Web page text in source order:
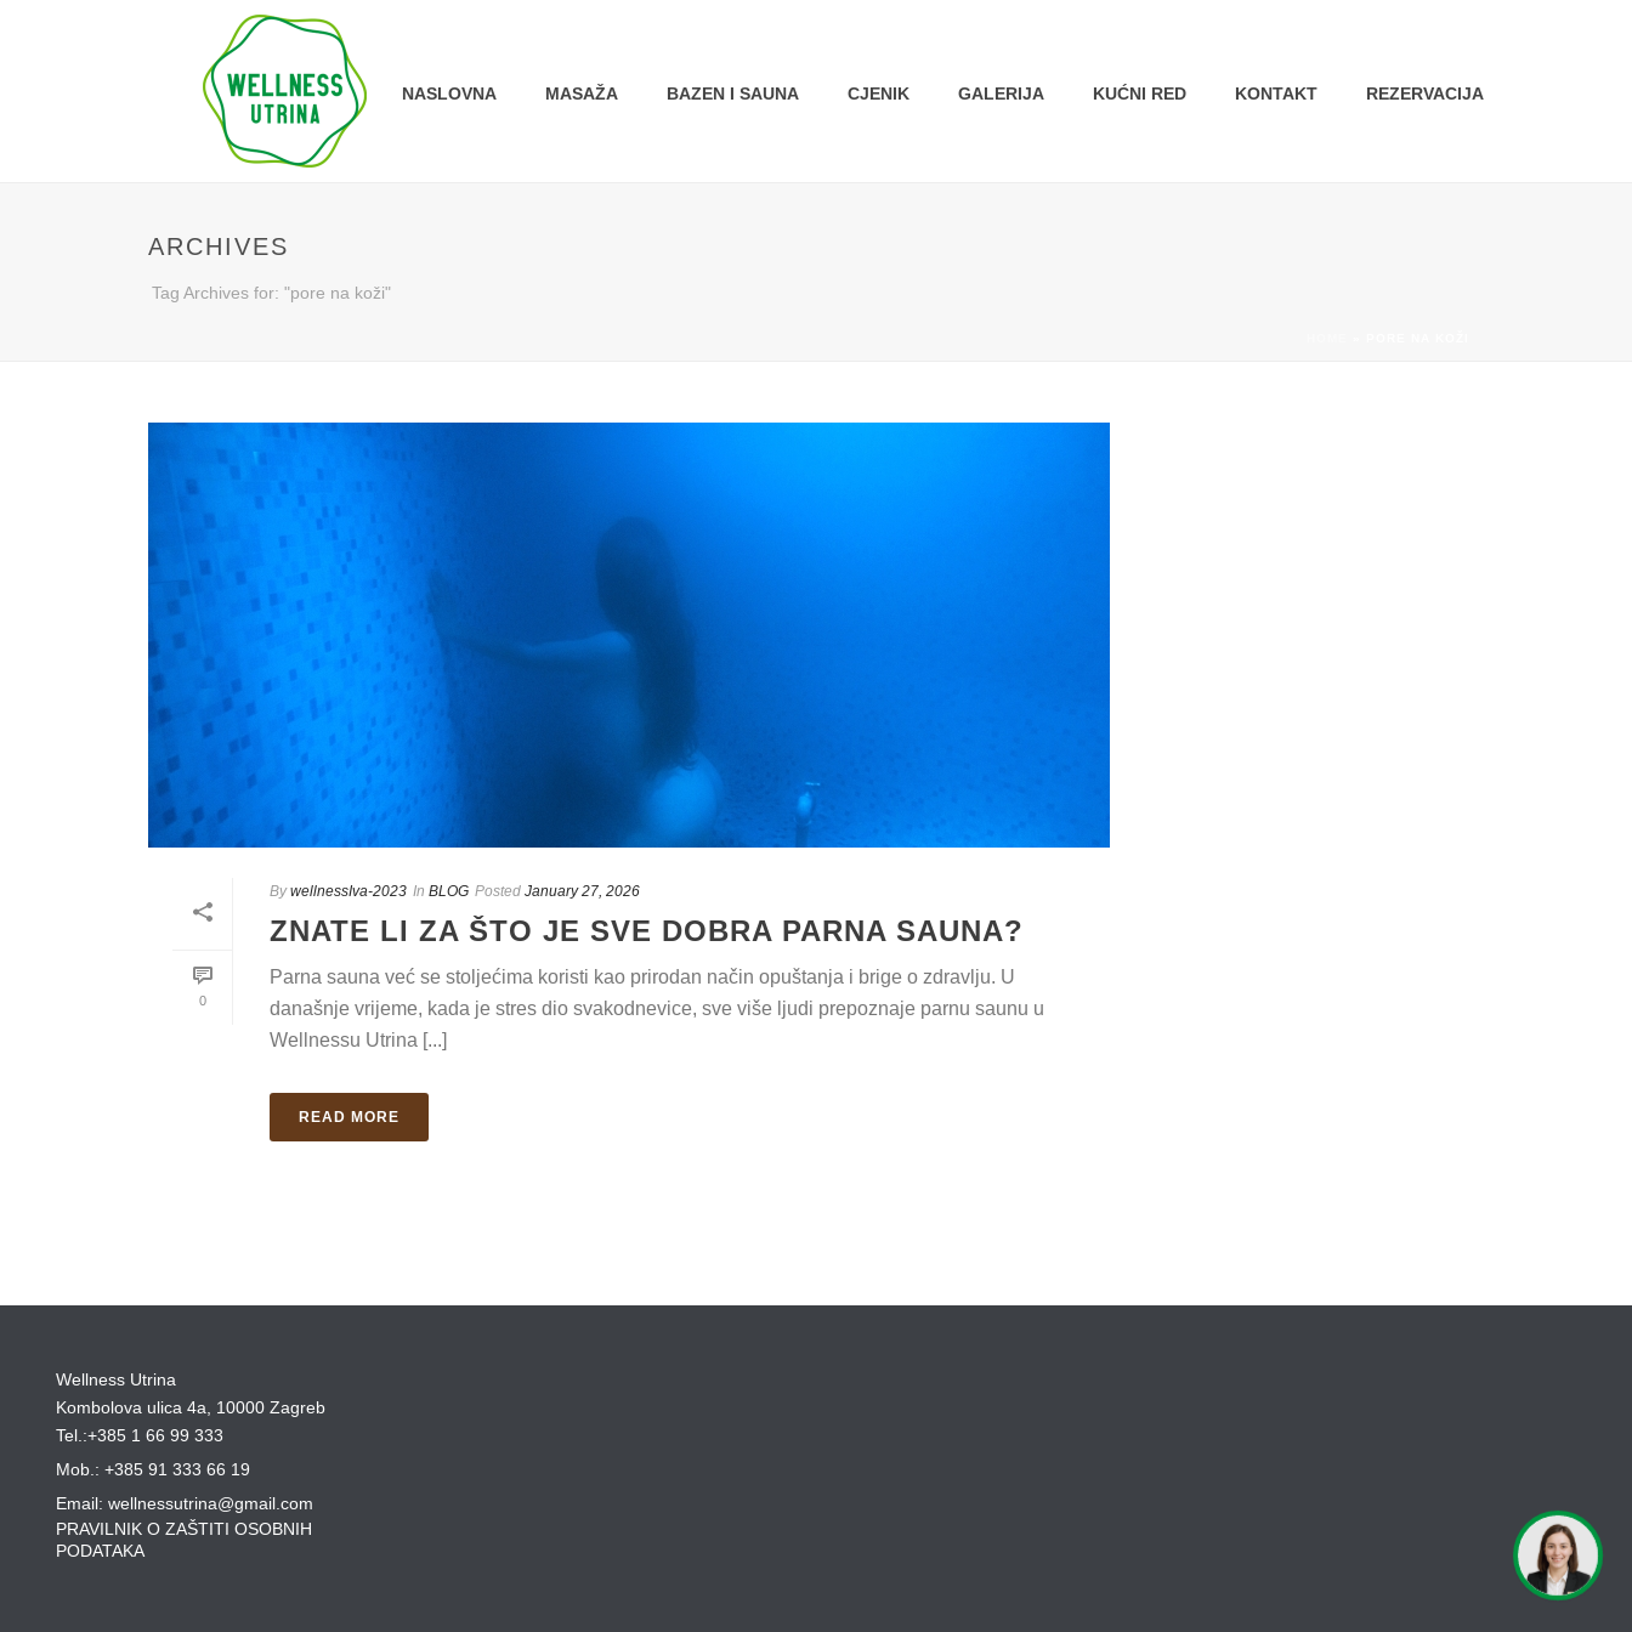
NASLOVNA MASAŽA BAZEN I SAUNA CJENIK GALERIJA KUĆNI RED KONTAKT REZERVACIJA
ARCHIVES
Tag Archives for: "pore na koži"
0
By wellnessIva-2023 In BLOG Posted January 27, 2026
ZNATE LI ZA ŠTO JE SVE DOBRA PARNA SAUNA?
Parna sauna već se stoljećima koristi kao prirodan način opuštanja i brige o zdravlju. U
današnje vrijeme, kada je stres dio svakodnevice, sve više ljudi prepoznaje parnu saunu u
Wellnessu Utrina [...]
READ MORE
Wellness Utrina
Kombolova ulica 4a, 10000 Zagreb
Tel.:+385 1 66 99 333
Mob.: +385 91 333 66 19
Email: wellnessutrina@gmail.com
PRAVILNIK O ZAŠTITI OSOBNIH
PODATAKA